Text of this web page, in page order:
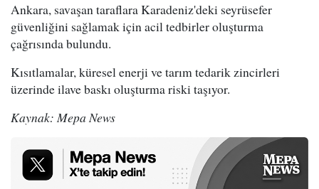
Ankara, savaşan taraflara Karadeniz'deki seyrüsefer
güvenliğini sağlamak için acil tedbirler oluşturma
çağrısında bulundu.
Kısıtlamalar, küresel enerji ve tarım tedarik zincirleri
üzerinde ilave baskı oluşturma riski taşıyor.
Kaynak: Mepa News